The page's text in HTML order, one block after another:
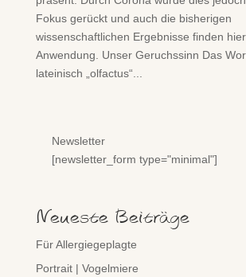
Fokus gerückt und auch die bisherigen
wissenschaftlichen Ergebnisse finden
Anwendung. Unser Geruchssinn Das Wort
lateinisch „olfactus“...
Newsletter
[newsletter_form type="minimal"]
Neueste Beiträge
Für Allergiegeplagte
Portrait | Vogelmiere